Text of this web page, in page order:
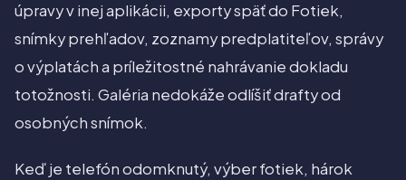
úpravy v inej aplikácii, exporty späť do Fotiek,
snímky prehľadov, zoznamy predplatiteľov, správy
o výplatách a príležitostné nahrávanie dokladu
totožnosti. Galéria nedokáže odlíšiť drafty od
osobných snímok.
Keď je telefón odomknutý, výber fotiek, hárok